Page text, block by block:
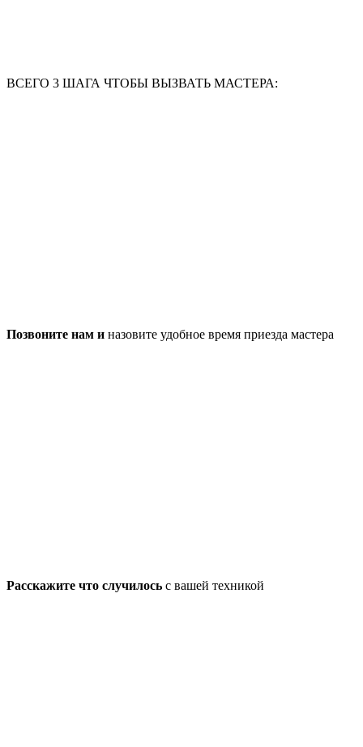
ВСЕГО 3 ШАГА ЧТОБЫ ВЫЗВАТЬ МАСТЕРА:
Позвоните нам и назовите удобное время приезда мастера
Расскажите что случилось с вашей техникой